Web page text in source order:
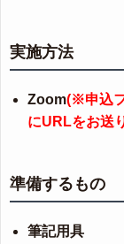
実施方法
Zoom(※申込
にURLをお送
準備するもの
筆記用具